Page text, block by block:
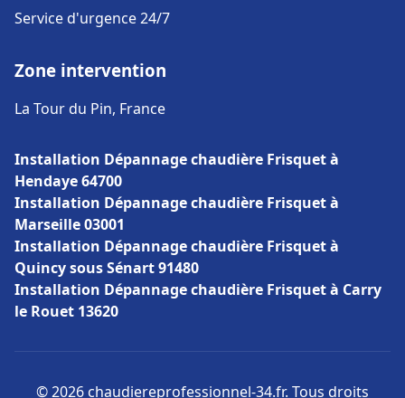
Service d'urgence 24/7
Zone intervention
La Tour du Pin, France
Installation Dépannage chaudière Frisquet à
Hendaye 64700
Installation Dépannage chaudière Frisquet à
Marseille 03001
Installation Dépannage chaudière Frisquet à
Quincy sous Sénart 91480
Installation Dépannage chaudière Frisquet à Carry
le Rouet 13620
© 2026 chaudiereprofessionnel-34.fr. Tous droits